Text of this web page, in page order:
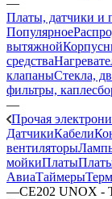
Платы, датчики и
Популярное
вытяжной
средства
клапаныСтекла,
фильтры,
—
Прочая
ДатчикиКабели
вентиляторы
мойкиПлаты
АвиаТаймеры
—CE202 UNOX -